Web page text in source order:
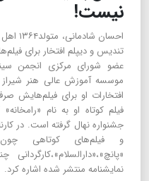
نیست!
احسان
تندیس و دیپلم افتخار برای
عضو شورای مرکزی انجمن
موسسه آموزش عالی هنر
افتخارات او برای فیلم‌هایش
فیلم کوتاه او به نام
جشنواره نهال گرفته است. در
و فیلم‌های کوتاهی
نمایشنامه منتشر شده اشاره کرد.